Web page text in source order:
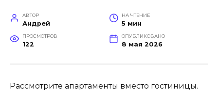
АВТОР
Андрей
НА ЧТЕНИЕ
5 мин
ПРОСМОТРОВ
122
ОПУБЛИКОВАНО
8 мая 2026
Рассмотрите апартаменты вместо гостиницы.